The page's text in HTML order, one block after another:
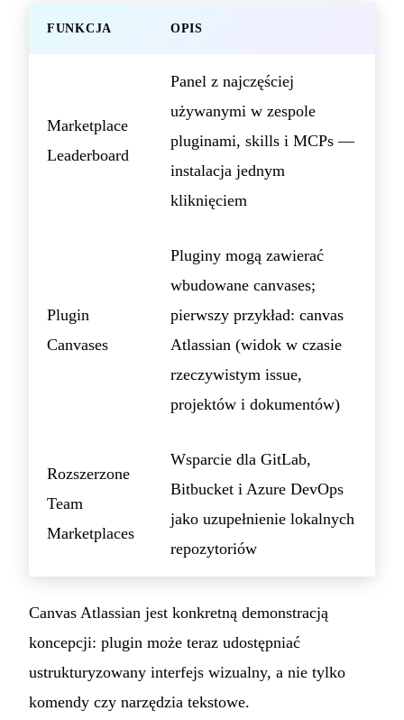
FUNKCJA OPIS
Marketplace
Leaderboard
Panel z najczęściej
używanymi w zespole
pluginami, skills i MCPs —
instalacja jednym
kliknięciem
Plugin
Canvases
Pluginy mogą zawierać
wbudowane canvases;
pierwszy przykład: canvas
Atlassian (widok w czasie
rzeczywistym issue,
projektów i dokumentów)
Rozszerzone
Team
Marketplaces
Wsparcie dla GitLab,
Bitbucket i Azure DevOps
jako uzupełnienie lokalnych
repozytoriów
Canvas Atlassian jest konkretną demonstracją
koncepcji: plugin może teraz udostępniać
ustrukturyzowany interfejs wizualny, a nie tylko
komendy czy narzędzia tekstowe.